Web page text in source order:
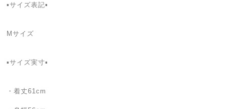
▪️サイズ表記▪️
Mサイズ
▪️サイズ実寸▪️
・着丈61cm